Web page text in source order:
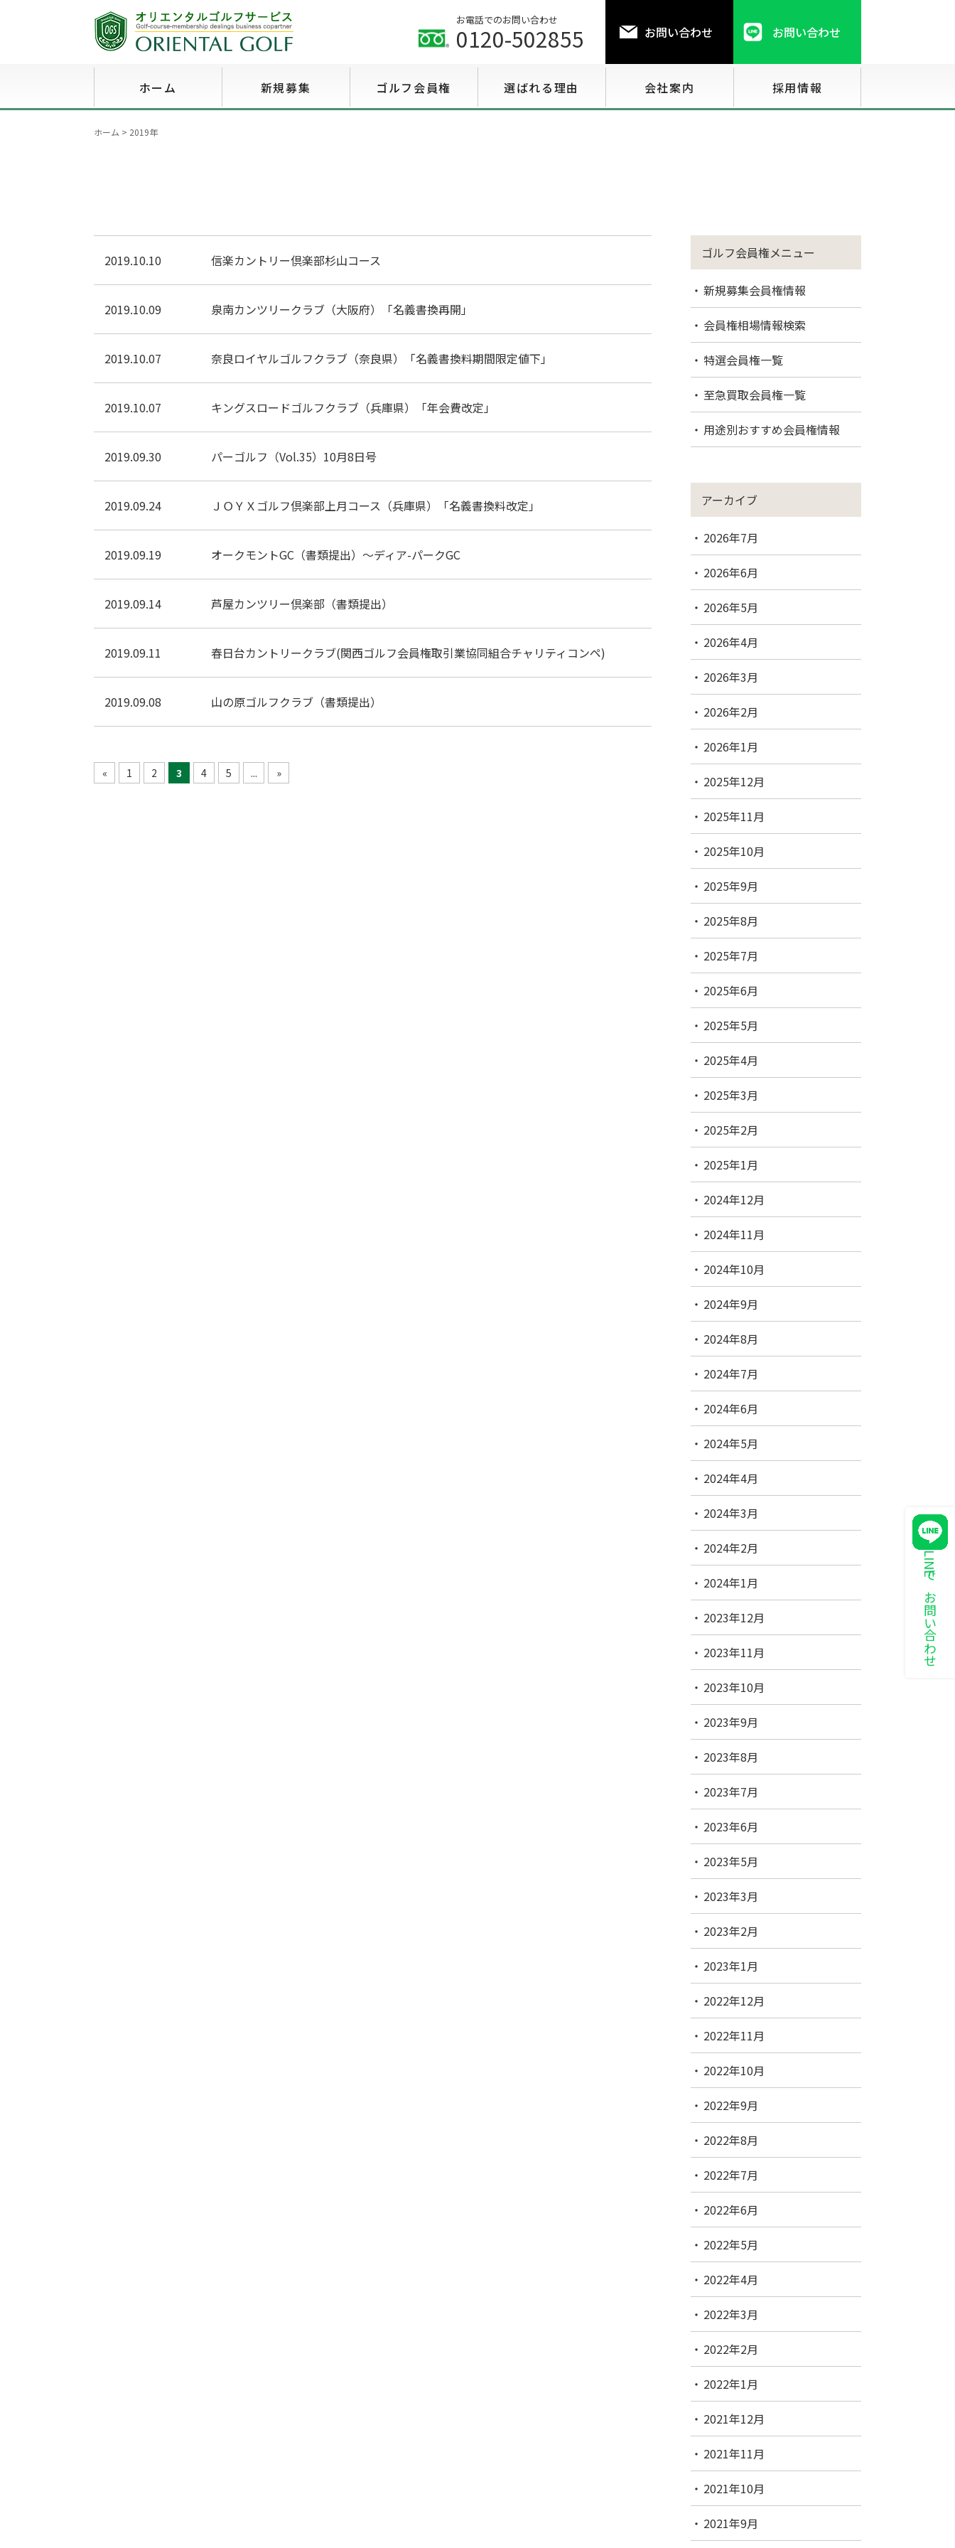
お電話でのお問い合わせ
0120-502855 お問い合わせ お問い合わせ
ホーム 新規募集 ゴルフ会員権 選ばれる理由 会社案内 採用情報
LINEでお問い合わせ
ホーム > 2019年
2019.10.10 信楽カントリー倶楽部杉山コース
2019.10.09 泉南カンツリークラブ（大阪府）「名義書換再開」
2019.10.07 奈良ロイヤルゴルフクラブ（奈良県）「名義書換料期間限定値下」
2019.10.07 キングスロードゴルフクラブ（兵庫県）「年会費改定」
2019.09.30 パーゴルフ（Vol.35）10月8日号
2019.09.24 ＪＯＹＸゴルフ倶楽部上月コース（兵庫県）「名義書換料改定」
2019.09.19 オークモントGC（書類提出）～ディア-パークGC
2019.09.14 芦屋カンツリー倶楽部（書類提出）
2019.09.11 春日台カントリークラブ(関西ゴルフ会員権取引業協同組合チャリティコンペ)
2019.09.08 山の原ゴルフクラブ（書類提出）
« 1 2 3 4 5 ... »
ゴルフ会員権メニュー
新規募集会員権情報
会員権相場情報検索
特選会員権一覧
至急買取会員権一覧
用途別おすすめ会員権情報
アーカイブ
2026年7月
2026年6月
2026年5月
2026年4月
2026年3月
2026年2月
2026年1月
2025年12月
2025年11月
2025年10月
2025年9月
2025年8月
2025年7月
2025年6月
2025年5月
2025年4月
2025年3月
2025年2月
2025年1月
2024年12月
2024年11月
2024年10月
2024年9月
2024年8月
2024年7月
2024年6月
2024年5月
2024年4月
2024年3月
2024年2月
2024年1月
2023年12月
2023年11月
2023年10月
2023年9月
2023年8月
2023年7月
2023年6月
2023年5月
2023年3月
2023年2月
2023年1月
2022年12月
2022年11月
2022年10月
2022年9月
2022年8月
2022年7月
2022年6月
2022年5月
2022年4月
2022年3月
2022年2月
2022年1月
2021年12月
2021年11月
2021年10月
2021年9月